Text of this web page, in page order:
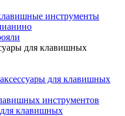
инструменты
для клавишных
для клавишных
инструментов
клавишных